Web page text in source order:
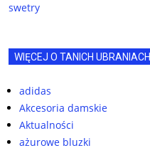
swetry
WIĘCEJ O TANICH UBRANIACH
adidas
Akcesoria damskie
Aktualności
ażurowe bluzki